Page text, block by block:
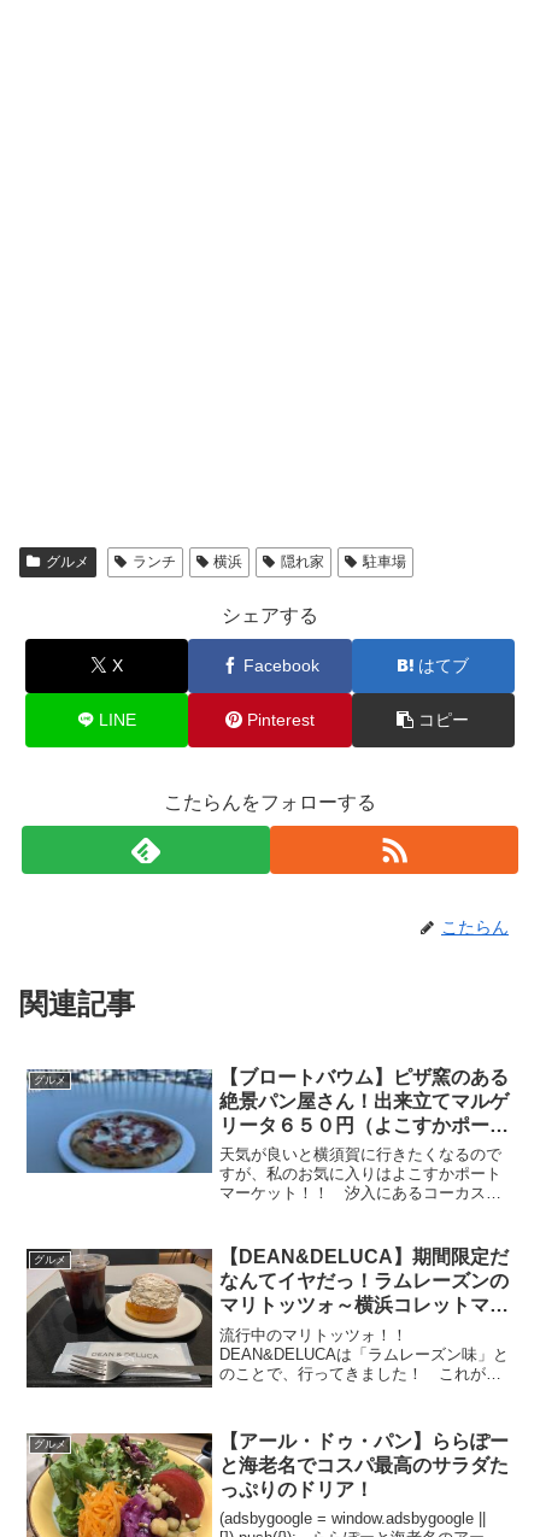
グルメ ランチ 横浜 隠れ家 駐車場
シェアする
X Facebook はてブ
LINE Pinterest コピー
こたらんをフォローする
こたらん
関連記事
グルメ
【ブロートバウム】ピザ窯のある
絶景パン屋さん！出来立てマルゲ
リータ６５０円（よこすかポート
マーケット/横須賀）
天気が良いと横須賀に行きたくなるので
すが、私のお気に入りはよこすかポート
マーケット！！ 汐入にあるコーカスベ
持ちの良い景色が楽しめる施設です！
ここから車で５分くらい行...
グルメ
【DEAN&DELUCA】期間限定だ
なんてイヤだっ！ラムレーズンの
マリトッツォ～横浜コレットマー
レ
流行中のマリトッツォ！！
DEAN&DELUCAは「ラムレーズン味」と
のことで、行ってきました！ これがも
なことは全くなく、とっても美味しい♪
そんなラムレーズンのマリト...
グルメ
【アール・ドゥ・パン】ららぽー
と海老名でコスパ最高のサラダた
っぷりのドリア！
(adsbygoogle = window.adsbygoogle ||